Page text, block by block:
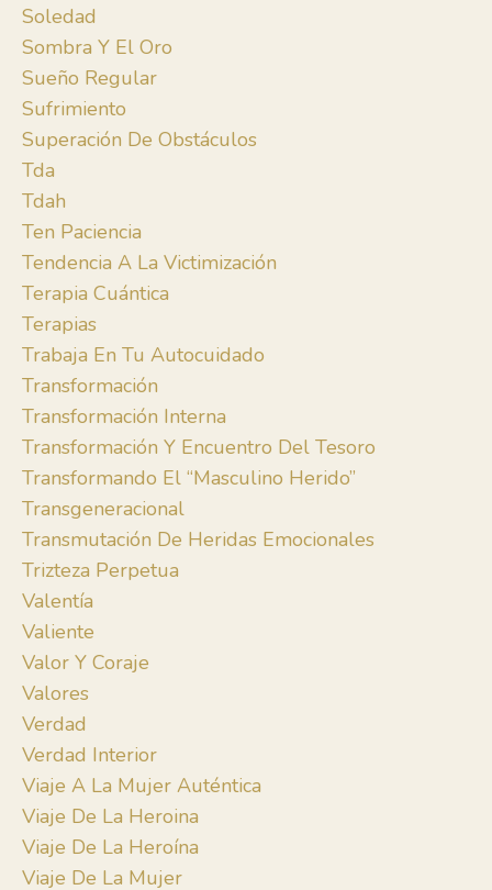
Soledad
Sombra Y El Oro
Sueño Regular
Sufrimiento
Superación De Obstáculos
Tda
Tdah
Ten Paciencia
Tendencia A La Victimización
Terapia Cuántica
Terapias
Trabaja En Tu Autocuidado
Transformación
Transformación Interna
Transformación Y Encuentro Del Tesoro
Transformando El “masculino Herido”
Transgeneracional
Transmutación De Heridas Emocionales
Trizteza Perpetua
Valentía
Valiente
Valor Y Coraje
Valores
Verdad
Verdad Interior
Viaje A La Mujer Auténtica
Viaje De La Heroina
Viaje De La Heroína
Viaje De La Mujer